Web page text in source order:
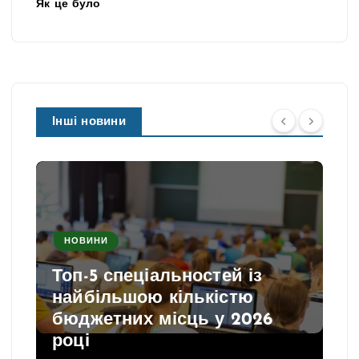
Як це було
Інші новини
НОВИНИ
Топ-5 спеціальностей із
найбільшою кількістю
бюджетних місць у 2026
році